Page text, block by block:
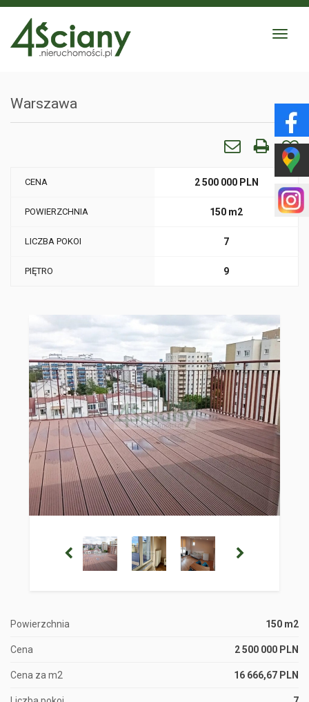
Toggle
Warszawa
CENA 2 500 000 PLN
POWIERZCHNIA 150 m2
LICZBA POKOI 7
PIĘTRO 9
Powierzchnia 150 m2
Cena 2 500 000 PLN
Cena za m2 16 666,67 PLN